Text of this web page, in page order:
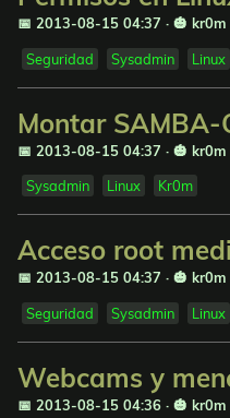
📅 2013-08-15 04:37 · 🎃 kr0m
Seguridad Sysadmin Linux
Montar SAMBA-
📅 2013-08-15 04:37 · 🎃 kr0m
Sysadmin Linux Kr0m
Acceso root
📅 2013-08-15 04:37 · 🎃 kr0m
Seguridad Sysadmin Linux
Webcams y
📅 2013-08-15 04:36 · 🎃 kr0m